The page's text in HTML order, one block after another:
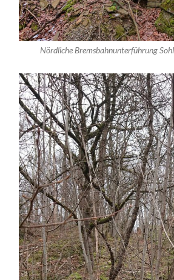
Nördliche Bremsbahnunterführung